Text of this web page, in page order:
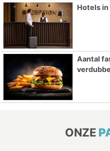
Hotels
Aantal
ONZE